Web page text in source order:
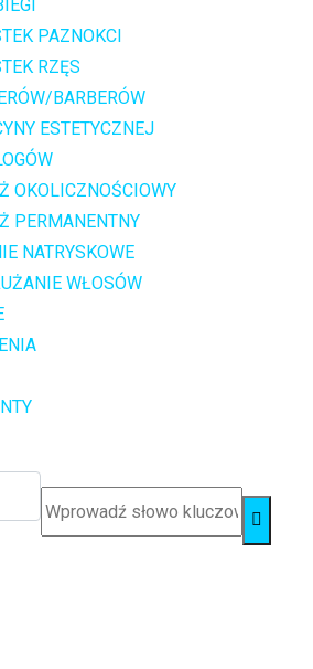
PAZNOKCI
RZĘS
BARBERÓW
ESTETYCZNEJ
OKOLICZNOŚCIOWY
PERMANENTNY
NATRYSKOWE
WŁOSÓW